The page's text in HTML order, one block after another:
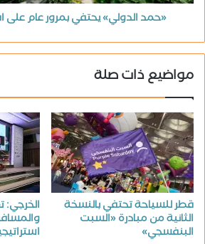
«حمد الدولي» يحتفي بمرور عام على
مواضيع ذات صلة
قطر للسياحة تحتفي بالنسخة
الثانية من مبادرة «السبت
البنفسجي»
الخرجي: